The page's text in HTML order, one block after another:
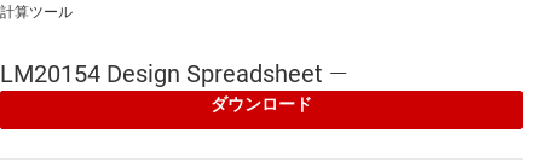
計算ツール
LM20154 Design Spreadsheet —
ダウンロード